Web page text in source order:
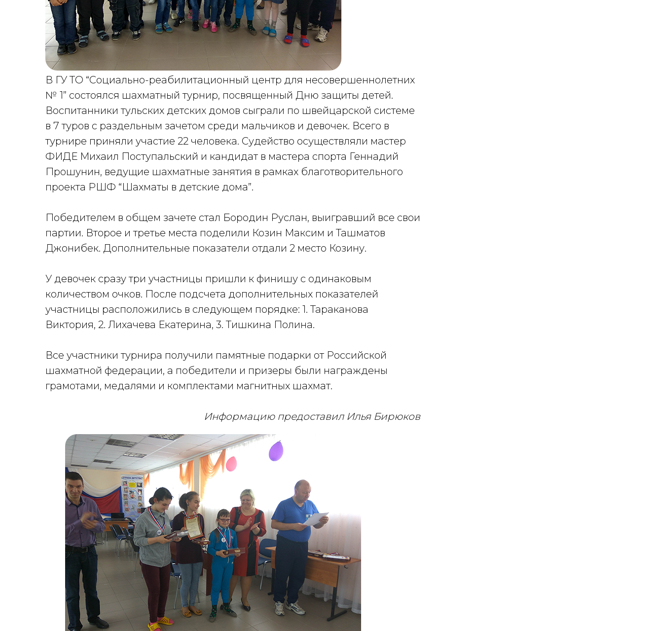
В ГУ ТО “Cоциально-реабилитационный центр для несовершеннолетних
№ 1” состоялся шахматный турнир, посвященный Дню защиты детей.
Воспитанники тульских детских домов сыграли по швейцарской системе
в 7 туров с раздельным зачетом среди мальчиков и девочек. Всего в
турнире приняли участие 22 человека. Судейство осуществляли мастер
ФИДЕ Михаил Поступальский и кандидат в мастера спорта Геннадий
Прошунин, ведущие шахматные занятия в рамках благотворительного
проекта РШФ “Шахматы в детские дома”.
Победителем в общем зачете стал Бородин Руслан, выигравший все свои
партии. Второе и третье места поделили Козин Максим и Ташматов
Джонибек. Дополнительные показатели отдали 2 место Козину.
У девочек сразу три участницы пришли к финишу с одинаковым
количеством очков. После подсчета дополнительных показателей
участницы расположились в следующем порядке: 1. Тараканова
Виктория, 2. Лихачева Екатерина, 3. Тишкина Полина.
Все участники турнира получили памятные подарки от Российской
шахматной федерации, а победители и призеры были награждены
грамотами, медалями и комплектами магнитных шахмат.
Информацию предоставил Илья Бирюков